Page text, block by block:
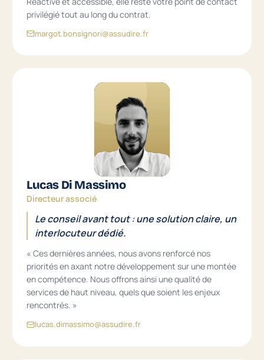
privilégié tout au long du contrat.
margot.bonsignori@assudire.fr
Lucas Di Massimo
Directeur associé
Le conseil avant tout : une solution claire, un
interlocuteur dédié.
« Ces dernières années, nous avons renforcé nos
priorités en axant notre développement sur une montée
en compétence. Nous offrons ainsi une qualité de
services de haut niveau, quels que soient les enjeux
rencontrés. »
lucas.dimassimo@assudire.fr